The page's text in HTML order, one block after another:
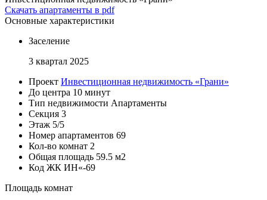
Скачать апартаменты в pdf
Основные характеристики
Заселение
3 квартал 2025
Проект Инвестиционная недвижимость «Грани»
До центра 10 минут
Тип недвижимости Апартаменты
Секция 3
Этаж 5/5
Номер апартаментов 69
Кол-во комнат 2
Общая площадь 59.5 м2
Код ЖК ИН«-69
Площадь комнат